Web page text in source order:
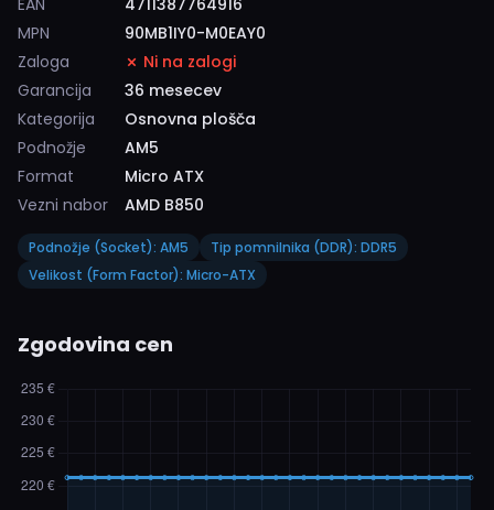
EAN
4711387764916
MPN
90MB1IY0-M0EAY0
Zaloga
Ni na zalogi
Garancija
36 mesecev
Kategorija
Osnovna plošča
Podnožje
AM5
Format
Micro ATX
Vezni nabor
AMD B850
Podnožje (Socket): AM5
Tip pomnilnika (DDR): DDR5
Velikost (Form Factor): Micro-ATX
Zgodovina cen